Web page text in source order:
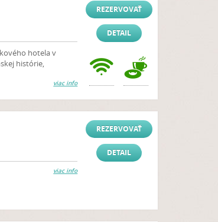
hotela v
histórie,
viac info
REZERVOVAŤ
DETAIL
viac info
REZERVOVAŤ
DETAIL